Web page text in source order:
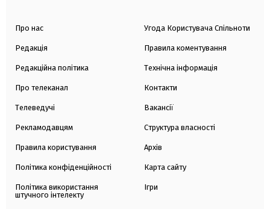
Про нас
Редакція
Редакційна політика
Про телеканал
Телеведучі
Рекламодавцям
Правила користування
Політика конфіденційності
Політика використання
штучного інтелекту
Угода Користувача Спільноти
Правила коментування
Технічна інформація
Контакти
Вакансії
Структура власності
Архів
Карта сайту
Ігри